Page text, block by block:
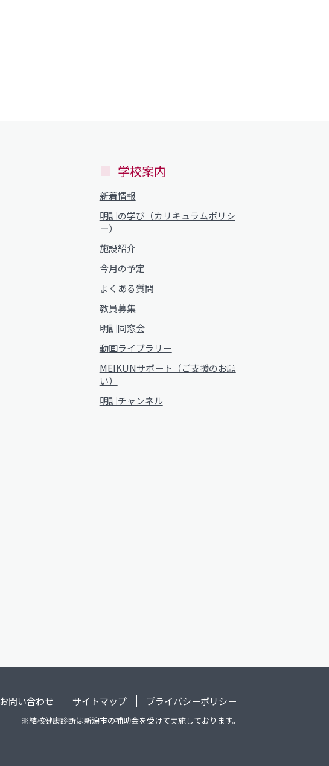
学校案内
新着情報
明訓の学び（カリキュラムポリシ
ー）
施設紹介
今月の予定
よくある質問
教員募集
明訓同窓会
動画ライブラリー
MEIKUNサポート（ご支援のお願
い）
明訓チャンネル
お問い合わせ サイトマップ プライバシーポリシー
※結核健康診断は新潟市の補助金を受けて実施しております。